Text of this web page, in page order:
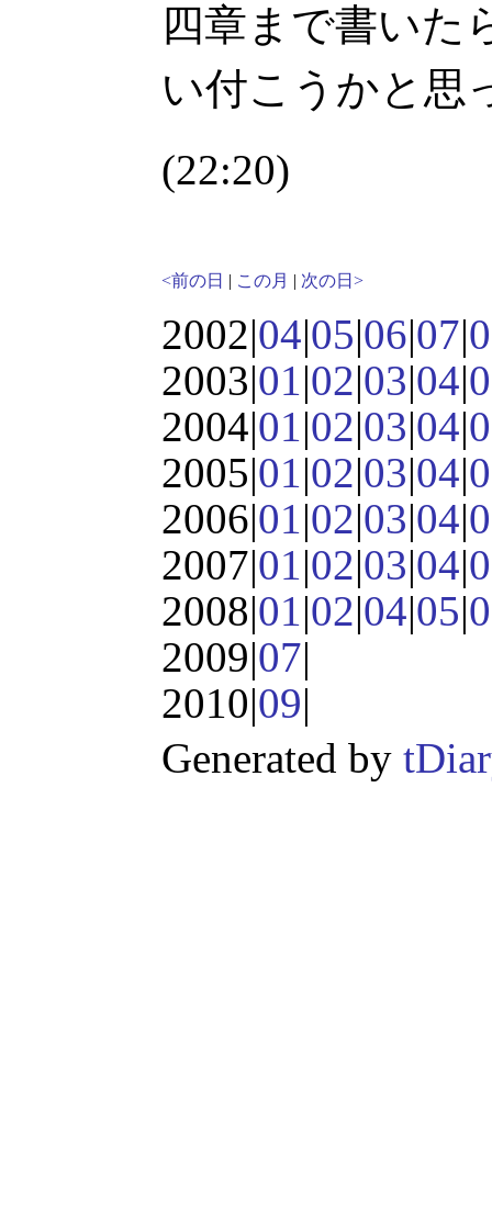
四章まで書いた
い付こうかと思
(22:20)
<前の日 | この月 | 次の日>
2002|04|05|06|07|
2003|01|02|03|04|
2004|01|02|03|04|
2005|01|02|03|04|
2006|01|02|03|04|
2007|01|02|03|04|
2008|01|02|04|05|
2009|07|
2010|09|
Generated by